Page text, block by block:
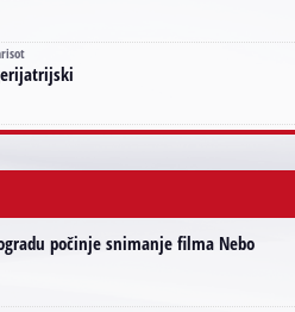
počinje snimanje filma Nebo